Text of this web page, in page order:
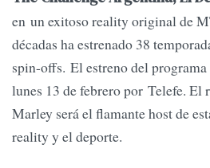
en un exitoso reality original de
décadas ha estrenado 38
spin-offs. El estreno del
lunes 13 de febrero por Telefe. El
Marley será el flamante host de
reality y el deporte.